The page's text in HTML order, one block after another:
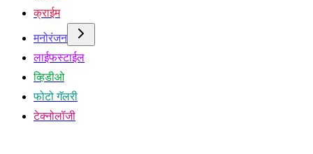
क्राईम
मनोरंजन
लाईफस्टाईल
व्हिडीओ
फोटो गॅलरी
टेक्नोलॉजी